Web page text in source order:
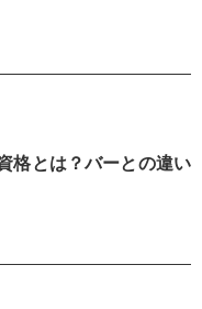
格とは？バーとの違い